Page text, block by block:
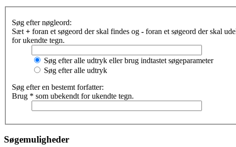
Søg efter nøgleord:
Sæt + foran et søgeord der skal findes og - foran et søgeord der skal
for ukendte tegn.
Søg efter alle udtryk eller brug indtastet søgeparameter
Søg efter alle udtryk
Søg efter en bestemt forfatter:
Brug * som ubekendt for ukendte tegn.
Søgemuligheder